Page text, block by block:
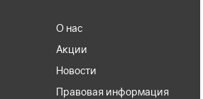
О нас
Акции
Новости
Правовая информация